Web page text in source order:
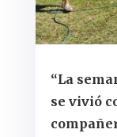
“La
se vivió